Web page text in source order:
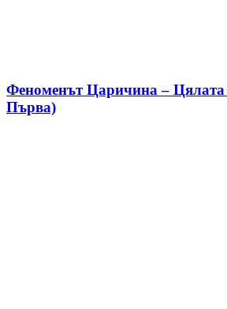
Феноменът Царичина – Цялата
Първа)